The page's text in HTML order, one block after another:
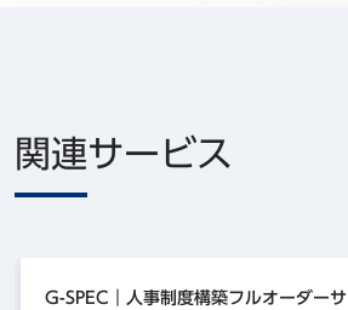
関連サービス
G-SPEC｜人事制度構築フルオーダーサ